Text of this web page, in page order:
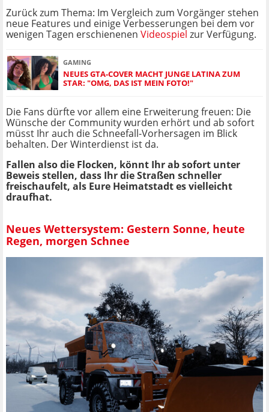
Zurück zum Thema: Im Vergleich zum Vorgänger stehen
neue Features und einige Verbesserungen bei dem vor
wenigen Tagen erschienenen Videospiel zur Verfügung.
GAMING
NEUES GTA-COVER MACHT JUNGE LATINA ZUM
STAR: "OMG, DAS IST MEIN FOTO!"
Die Fans dürfte vor allem eine Erweiterung freuen: Die
Wünsche der Community wurden erhört und ab sofort
müsst Ihr auch die Schneefall-Vorhersagen im Blick
behalten. Der Winterdienst ist da.
Fallen also die Flocken, könnt Ihr ab sofort unter
Beweis stellen, dass Ihr die Straßen schneller
freischaufelt, als Eure Heimatstadt es vielleicht
draufhat.
Neues Wettersystem: Gestern Sonne, heute
Regen, morgen Schnee